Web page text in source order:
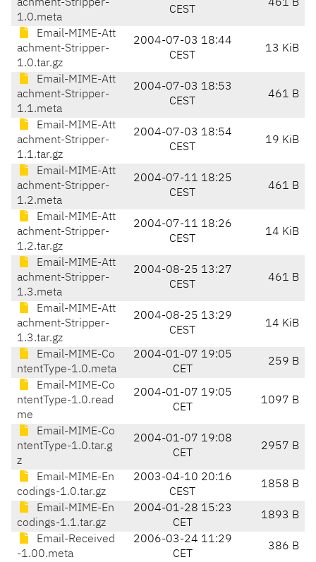
achment-Stripper-
1.0.meta
CEST
461 B
Email-MIME-Att
achment-Stripper-
1.0.tar.gz
2004-07-03 18:44
CEST
13 KiB
Email-MIME-Att
achment-Stripper-
1.1.meta
2004-07-03 18:53
CEST
461 B
Email-MIME-Att
achment-Stripper-
1.1.tar.gz
2004-07-03 18:54
CEST
19 KiB
Email-MIME-Att
achment-Stripper-
1.2.meta
2004-07-11 18:25
CEST
461 B
Email-MIME-Att
achment-Stripper-
1.2.tar.gz
2004-07-11 18:26
CEST
14 KiB
Email-MIME-Att
achment-Stripper-
1.3.meta
2004-08-25 13:27
CEST
461 B
Email-MIME-Att
achment-Stripper-
1.3.tar.gz
2004-08-25 13:29
CEST
14 KiB
Email-MIME-Co
ntentType-1.0.meta
2004-01-07 19:05
CET
259 B
Email-MIME-Co
ntentType-1.0.read
me
2004-01-07 19:05
CET
1097 B
Email-MIME-Co
ntentType-1.0.tar.g
z
2004-01-07 19:08
CET
2957 B
Email-MIME-En
codings-1.0.tar.gz
2003-04-10 20:16
CEST
1858 B
Email-MIME-En
codings-1.1.tar.gz
2004-01-28 15:23
CET
1893 B
Email-Received
-1.00.meta
2006-03-24 11:29
CET
386 B